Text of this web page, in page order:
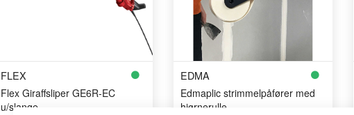
FLEX
Flex Giraffsliper GE6R-EC
u/slange
EDMA
Edmaplic strimmelpåfører med
hjørnerulle